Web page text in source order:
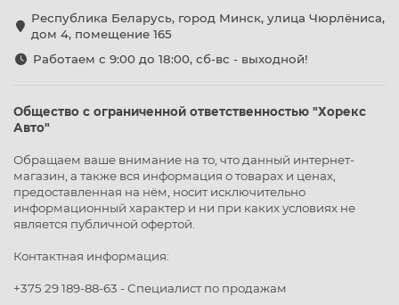
Республика Беларусь, город Минск, улица Чюрлёниса,
дом 4, помещение 165
Работаем с 9:00 до 18:00, сб-вс - выходной!
Общество с ограниченной ответственностью "Хорекс
Авто"
Обращаем ваше внимание на то, что данный интернет-
магазин, а также вся информация о товарах и ценах,
предоставленная на нём, носит исключительно
информационный характер и ни при каких условиях не
является публичной офертой.
Контактная информация:
+375 29 189-88-63 - Специалист по продажам